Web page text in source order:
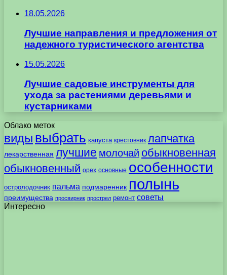
18.05.2026
Лучшие направления и предложения от
надежного туристического агентства
15.05.2026
Лучшие садовые инструменты для
ухода за растениями деревьями и
кустарниками
Облако меток
виды выбрать капуста крестовник лапчатка
лекарственная лучшие молочай обыкновенная
обыкновенный орех основные особенности
остролодочник пальма подмаренник полынь
преимущества просвирник прострел ремонт советы
Интересно